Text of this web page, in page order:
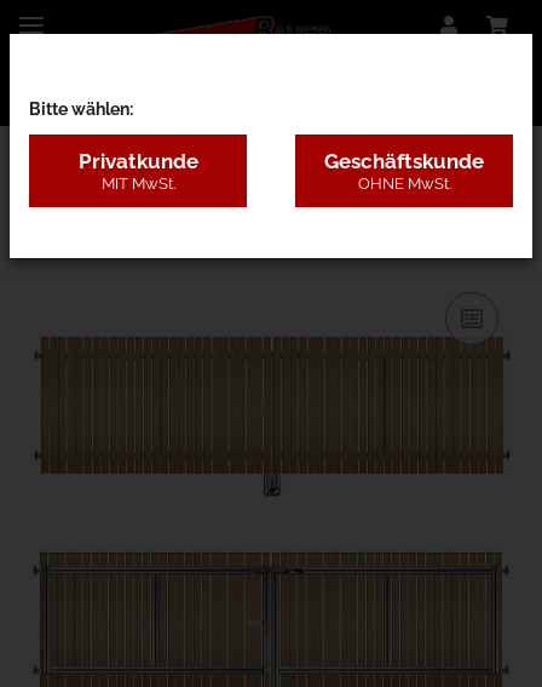
27AD - Lärche ohne Pfosten
Bitte wählen:
Privatkunde
MIT MwSt.
Geschäftskunde
OHNE MwSt.